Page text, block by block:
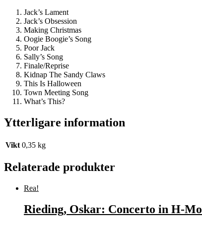
Jack’s Lament
Jack’s Obsession
Making Christmas
Oogie Boogie’s Song
Poor Jack
Sally’s Song
Finale/Reprise
Kidnap The Sandy Claws
This Is Halloween
Town Meeting Song
What’s This?
Ytterligare information
Vikt 0,35 kg
Relaterade produkter
Rea!
Rieding, Oskar: Concerto in H-